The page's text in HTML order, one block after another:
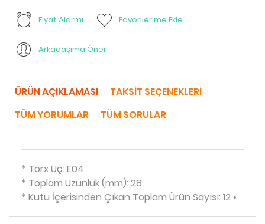
Fiyat Alarmı Favorilerime Ekle
Arkadaşıma Öner
ÜRÜN AÇIKLAMASI
TAKSIT SEÇENEKLERI
TÜM YORUMLAR
TÜM SORULAR
* Torx Uç: E04
* Toplam Uzunluk (mm): 28
* Kutu İçerisinden Çıkan Toplam Ürün Sayısı: 12 •